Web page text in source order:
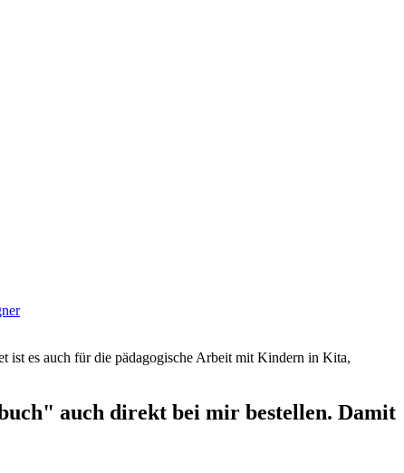
ist es auch für die pädagogische Arbeit mit Kindern in Kita,
auch direkt bei mir bestellen. Damit